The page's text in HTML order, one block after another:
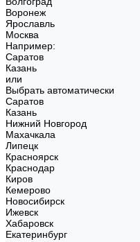
Воронеж
Ярославль
Москва
Например:
Саратов
Казань
или
Выбрать автоматически
Саратов
Казань
Нижний Новгород
Махачкала
Липецк
Красноярск
Краснодар
Киров
Кемерово
Новосибирск
Ижевск
Хабаровск
Екатеринбург